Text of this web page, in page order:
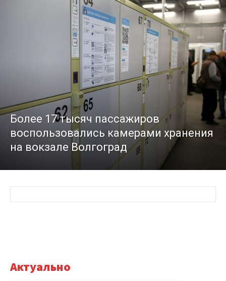
Более 17 тысяч пассажиров
воспользовались камерами хранения
на вокзале Волгоград
Актуально